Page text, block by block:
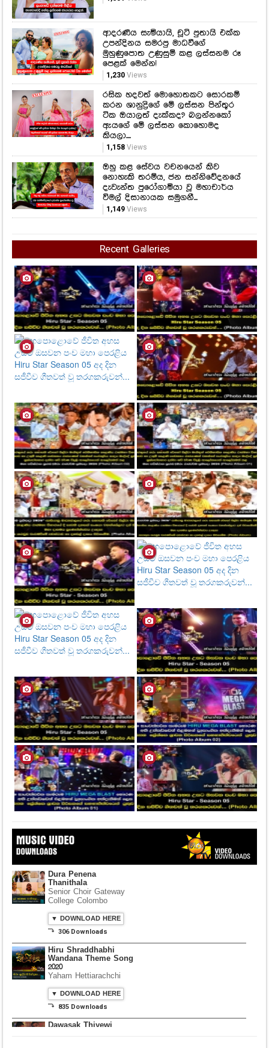
ආදරණීය සැමියායි, චූටි පුතායි එක්ක
උපන්දිනය සමරපු මාධවීගේ
මුහුණුපොත උණුසුම් කළ ලස්සනම රූ
පෙළක් මෙන්න!
1,230Views
රසික හදවත් මොහොතකට සොරකම්
කරන ශානුද්‍රිගේ මේ ලස්සන පින්තූර
ටික ඔයාලත් දැක්කද? බලන්නකෝ
ඇයගේ මේ ලස්සන කොහොමද
කියලා....
1,158Views
ඔහු කළ සේවය වචනයෙන් කිව
නොහැකි තරම්ය, ජන සන්නිවේදනයේ
දැවැන්ත පුරෝගාමියා වූ මහාචාර්ය
විමල් දිසානායක සමුගනී...
1,149Views
Recent Galleries
Dura Penena
Thanithala
Senior Choir Gateway
College Colombo
▼ DOWNLOAD HERE
⤵ 306 Downloads
Hiru Shraddhabhi
Wandana Theme Song
2020
Yaham Hettiarachchi
▼ DOWNLOAD HERE
⤵ 835 Downloads
Dawasak Thiyewi